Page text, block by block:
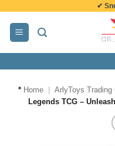
inhoud
✔
* Home ArlyToys Trading
Legends TCG –